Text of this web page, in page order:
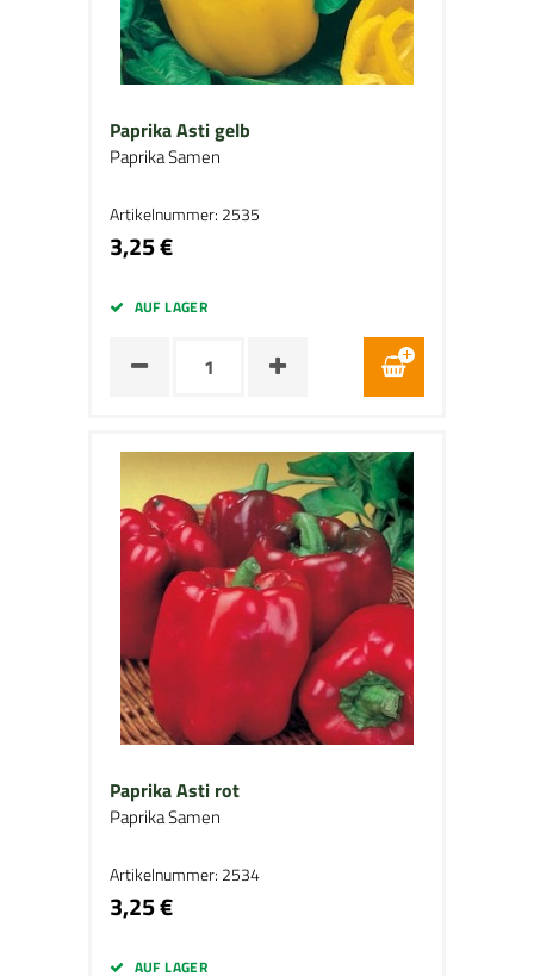
Paprika Asti gelb
Paprika Samen
Artikelnummer: 2535
3,25 €
AUF LAGER
Paprika Asti rot
Paprika Samen
Artikelnummer: 2534
3,25 €
AUF LAGER